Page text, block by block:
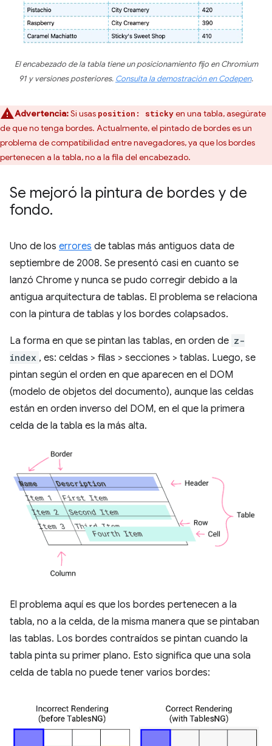
El encabezado de la tabla tiene un posicionamiento fijo en Chromium
91 y versiones posteriores. Consulta la demostración en Codepen.
Advertencia:Si usas position: stickyen una tabla, asegúrate
de que no tenga bordes. Actualmente, el pintado de bordes es un
problema de compatibilidad entre navegadores, ya que los bordes
pertenecen a la tabla, no a la fila del encabezado.
Se mejoró la pintura de bordes y de
fondo.
Uno de los errores de tablas más antiguos data de
septiembre de 2008. Se presentó casi en cuanto se
lanzó Chrome y nunca se pudo corregir debido a la
antigua arquitectura de tablas. El problema se relaciona
con la pintura de tablas y los bordes colapsados.
La forma en que se pintan las tablas, en orden de z-
index , es: celdas > filas > secciones > tablas. Luego, se
pintan según el orden en que aparecen en el DOM
(modelo de objetos del documento), aunque las celdas
están en orden inverso del DOM, en el que la primera
celda de la tabla es la más alta.
El problema aquí es que los bordes pertenecen a la
tabla, no a la celda, de la misma manera que se pintaban
las tablas. Los bordes contraídos se pintan cuando la
tabla pinta su primer plano. Esto significa que una sola
celda de tabla no puede tener varios bordes: